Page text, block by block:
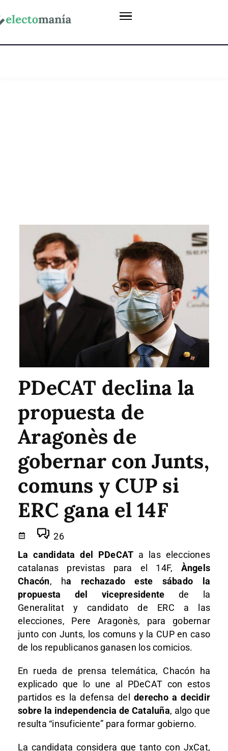
PDeCAT declina la
propuesta de
Aragonès de
gobernar con Junts,
comuns y CUP si
ERC gana el 14F
26
La candidata del PDeCAT a las elecciones
catalanas previstas para el 14F, Àngels
Chacón, ha rechazado este sábado la
propuesta del vicepresidente de la
Generalitat y candidato de ERC a las
elecciones, Pere Aragonès, para gobernar
junto con Junts, los comuns y la CUP en caso
de los republicanos ganasen los comicios.
En rueda de prensa telemática, Chacón ha
explicado que lo une al PDeCAT con estos
partidos es la defensa delderecho a decidir
sobre la independencia de Cataluña, algo que
resulta “insuficiente” para formar gobierno.
La candidata considera que tanto con JxCat,